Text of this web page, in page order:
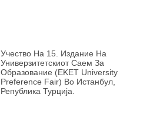
Учество На 15. Издание На
Универзитетскиот Саем За
Образование (EKET University
Preference Fair) Во Истанбул,
Република Турција.